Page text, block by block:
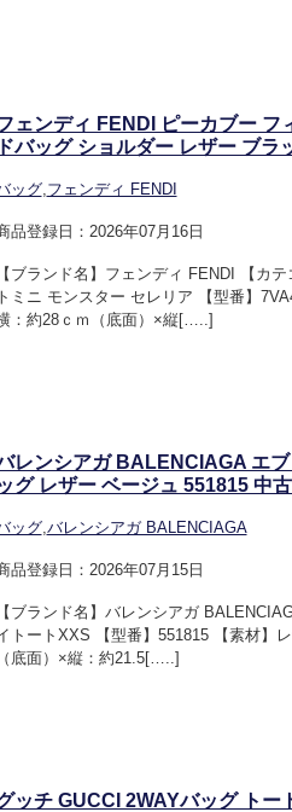
ェンディ FENDI ピーカブー フ
ドバッグ ショルダー レザー ブ
ッグ,フェンディ FENDI
品登録日：2026年07月16日
【ブランド名】フェンディ FENDI 【カ
トミニ モンスター セレリア 【型番】
：約28ｃｍ（底面）×縦[…..]
レンシアガ BALENCIAGA エ
グ レザー ベージュ 551815 中
ッグ,バレンシアガ BALENCIAGA
品登録日：2026年07月15日
【ブランド名】バレンシアガ
トートXXS 【型番】551815 【素材】
（底面）×縦：約21.5[…..]
ッチ GUCCI 2WAYバッグ トー